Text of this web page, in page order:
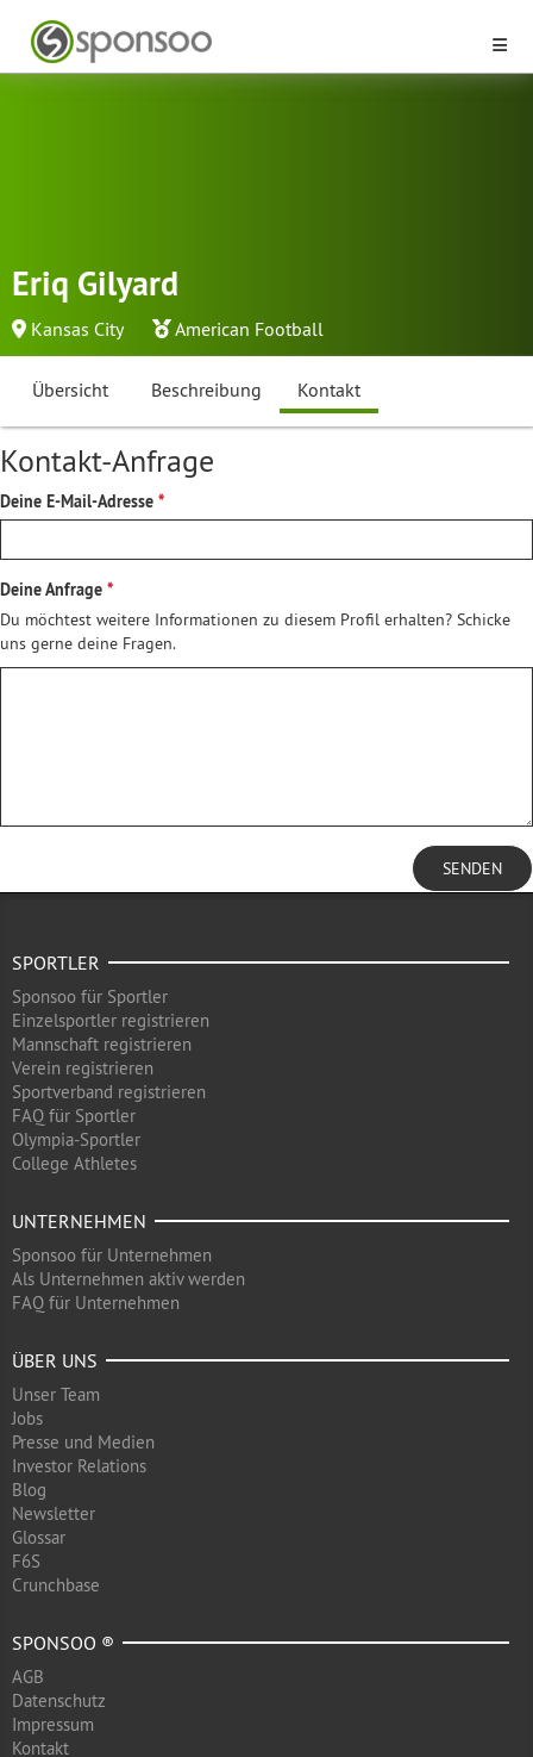
Eriq Gilyard
Kansas City American Football
Übersicht Beschreibung Kontakt
Kontakt-Anfrage
Deine E-Mail-Adresse
Deine Anfrage
Du möchtest weitere Informationen zu diesem Profil erhalten? Schicke
uns gerne deine Fragen.
SENDEN
SPORTLER
Sponsoo für Sportler
Einzelsportler registrieren
Mannschaft registrieren
Verein registrieren
Sportverband registrieren
FAQ für Sportler
Olympia-Sportler
College Athletes
UNTERNEHMEN
Sponsoo für Unternehmen
Als Unternehmen aktiv werden
FAQ für Unternehmen
ÜBER UNS
Unser Team
Jobs
Presse und Medien
Investor Relations
Blog
Newsletter
Glossar
F6S
Crunchbase
SPONSOO ®
AGB
Datenschutz
Impressum
Kontakt